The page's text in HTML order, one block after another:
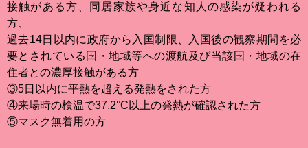
接触がある方、同居家族や身近な知人の感染が疑われる
方、
過去14日以内に政府から入国制限、入国後の観察期間を必
要とされている国・地域等への渡航及び当該国・地域の在
住者との濃厚接触がある方
③5日以内に平熱を超える発熱をされた方
④来場時の検温で37.2°C以上の発熱が確認された方
⑤マスク無着用の方